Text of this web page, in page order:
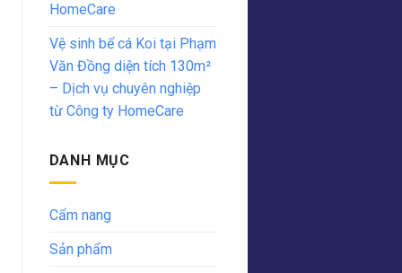
HomeCare
Vệ sinh bể cá Koi tại Phạm
Văn Đồng diện tích 130m²
– Dịch vụ chuyên nghiệp
từ Công ty HomeCare
DANH MỤC
Cẩm nang
Sản phẩm